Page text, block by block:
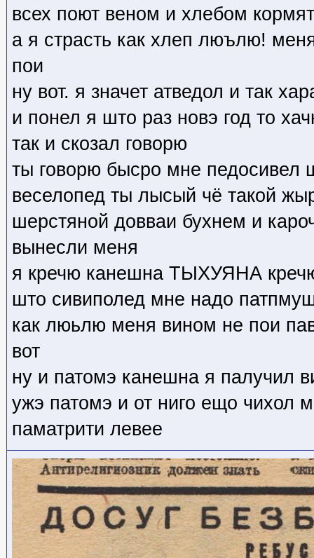
всех поют веном и хлебом кормят
а я страсть как хлеп люълю!
пои
ну вот. я значет атведол и так
и понел я што раз новэ год то
так и скозал говорю
ты говорю бысро мне педосивел
веселопед ты лысый чё такой
шерстяной довваи бухнем и
вынесли меня
я кречю канешна ТЫХУЯНА
што сивиполед мне надо
как люьлю меня вином не пои
вот
ну и патомэ канешна я палучил
ужэ патомэ и от ниго ещо чихол
паматрити левее